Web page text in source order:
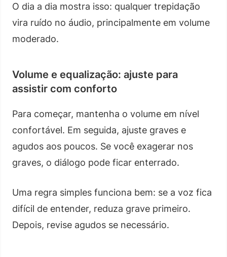
O dia a dia mostra isso: qualquer trepidação
vira ruído no áudio, principalmente em volume
moderado.
Volume e equalização: ajuste para
assistir com conforto
Para começar, mantenha o volume em nível
confortável. Em seguida, ajuste graves e
agudos aos poucos. Se você exagerar nos
graves, o diálogo pode ficar enterrado.
Uma regra simples funciona bem: se a voz fica
difícil de entender, reduza grave primeiro.
Depois, revise agudos se necessário.